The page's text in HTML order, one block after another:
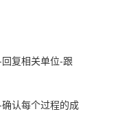
复相关单位-跟
认每个过程的成